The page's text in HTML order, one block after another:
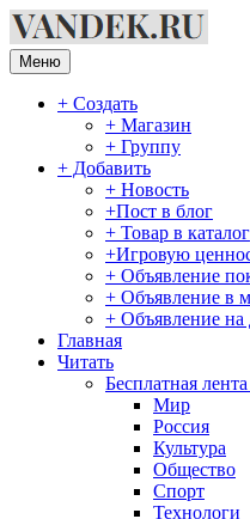
Перейти
к
содержимому
Меню
+ Создать
+ Магазин
+ Группу
+ Добавить
+ Новость
+Пост в блог
+ Товар в каталог
+Игровую
+ Объявление
+ Объявление в
+ Объявление на
Главная
Читать
Бесплатная
Мир
Россия
Культура
Общество
Спорт
Технологи